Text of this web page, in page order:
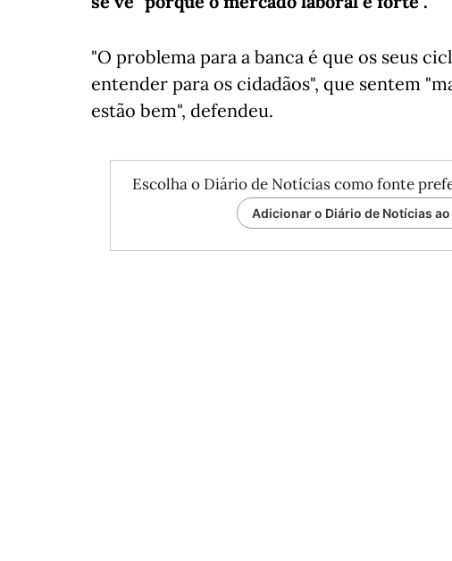
"O problema para a banca é que os seus
entender para os cidadãos", que sentem
estão bem", defendeu.
Escolha o Diário de Notícias como fonte
Adicionar o Diário de Notícias